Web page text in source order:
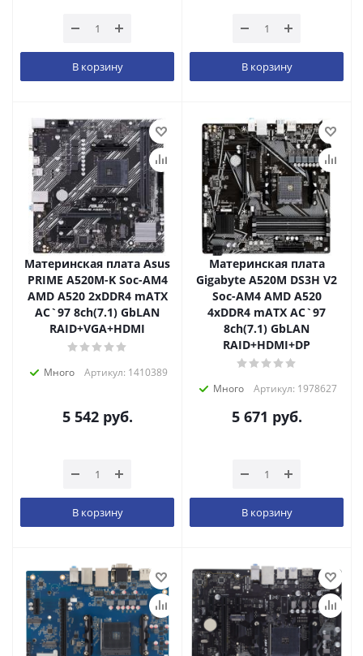
В корзину В корзину
Материнская плата Asus
PRIME A520M-K Soc-AM4
AMD A520 2xDDR4 mATX
AC`97 8ch(7.1) GbLAN
RAID+VGA+HDMI
Много Артикул: 1410389
5 542руб.
В корзину
Материнская плата
Gigabyte A520M DS3H V2
Soc-AM4 AMD A520
4xDDR4 mATX AC`97
8ch(7.1) GbLAN
RAID+HDMI+DP
Много Артикул: 1978627
5 671 руб.
В корзину